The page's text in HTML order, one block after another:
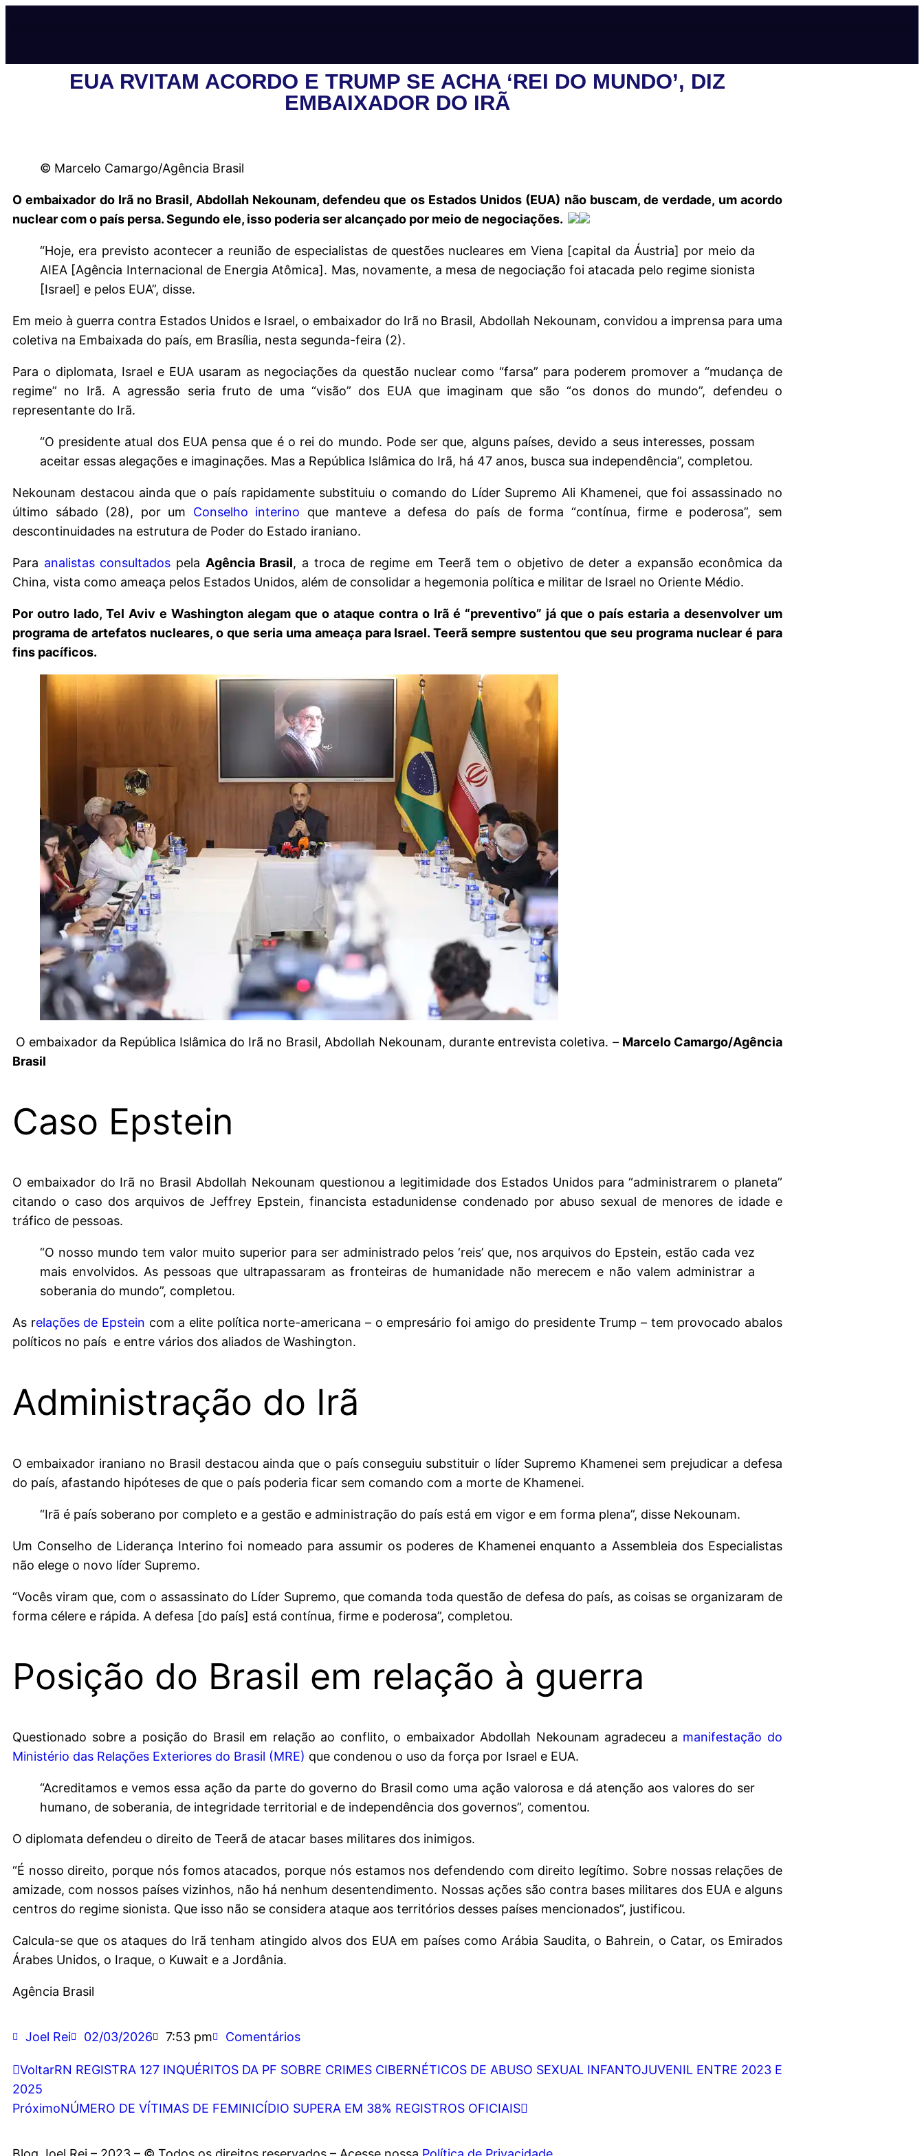
EUA RVITAM ACORDO E TRUMP SE ACHA ‘REI DO MUNDO’, DIZ
EMBAIXADOR DO IRÃ
© Marcelo Camargo/Agência Brasil
O embaixador do Irã no Brasil, Abdollah Nekounam, defendeu que os Estados Unidos (EUA) não buscam, de verdade, um acordo
nuclear com o país persa. Segundo ele, isso poderia ser alcançado por meio de negociações.
“Hoje, era previsto acontecer a reunião de especialistas de questões nucleares em Viena [capital da Áustria] por meio da
AIEA [Agência Internacional de Energia Atômica]. Mas, novamente, a mesa de negociação foi atacada pelo regime sionista
[Israel] e pelos EUA”, disse.
Em meio à guerra contra Estados Unidos e Israel, o embaixador do Irã no Brasil, Abdollah Nekounam, convidou a imprensa para uma
coletiva na Embaixada do país, em Brasília, nesta segunda-feira (2).
Para o diplomata, Israel e EUA usaram as negociações da questão nuclear como “farsa” para poderem promover a “mudança de
regime” no Irã. A agressão seria fruto de uma “visão” dos EUA que imaginam que são “os donos do mundo”, defendeu o
representante do Irã.
“O presidente atual dos EUA pensa que é o rei do mundo. Pode ser que, alguns países, devido a seus interesses, possam
aceitar essas alegações e imaginações. Mas a República Islâmica do Irã, há 47 anos, busca sua independência”, completou.
Nekounam destacou ainda que o país rapidamente substituiu o comando do Líder Supremo Ali Khamenei, que foi assassinado no
último sábado (28), por um Conselho interino que manteve a defesa do país de forma “contínua, firme e poderosa”, sem
descontinuidades na estrutura de Poder do Estado iraniano.
Para analistas consultados pela Agência Brasil, a troca de regime em Teerã tem o objetivo de deter a expansão econômica da
China, vista como ameaça pelos Estados Unidos, além de consolidar a hegemonia política e militar de Israel no Oriente Médio.
Por outro lado, Tel Aviv e Washington alegam que o ataque contra o Irã é “preventivo” já que o país estaria a desenvolver um
programa de artefatos nucleares, o que seria uma ameaça para Israel. Teerã sempre sustentou que seu programa nuclear é para
fins pacíficos.
O embaixador da República Islâmica do Irã no Brasil, Abdollah Nekounam, durante entrevista coletiva. – Marcelo Camargo/Agência
Brasil
Caso Epstein
O embaixador do Irã no Brasil Abdollah Nekounam questionou a legitimidade dos Estados Unidos para “administrarem o planeta”
citando o caso dos arquivos de Jeffrey Epstein, financista estadunidense condenado por abuso sexual de menores de idade e
tráfico de pessoas.
“O nosso mundo tem valor muito superior para ser administrado pelos ‘reis’ que, nos arquivos do Epstein, estão cada vez
mais envolvidos. As pessoas que ultrapassaram as fronteiras de humanidade não merecem e não valem administrar a
soberania do mundo”, completou.
As relações de Epstein com a elite política norte-americana – o empresário foi amigo do presidente Trump – tem provocado abalos
políticos no país e entre vários dos aliados de Washington.
Administração do Irã
O embaixador iraniano no Brasil destacou ainda que o país conseguiu substituir o líder Supremo Khamenei sem prejudicar a defesa
do país, afastando hipóteses de que o país poderia ficar sem comando com a morte de Khamenei.
“Irã é país soberano por completo e a gestão e administração do país está em vigor e em forma plena”, disse Nekounam.
Um Conselho de Liderança Interino foi nomeado para assumir os poderes de Khamenei enquanto a Assembleia dos Especialistas
não elege o novo líder Supremo.
“Vocês viram que, com o assassinato do Líder Supremo, que comanda toda questão de defesa do país, as coisas se organizaram de
forma célere e rápida. A defesa [do país] está contínua, firme e poderosa”, completou.
Posição do Brasil em relação à guerra
Questionado sobre a posição do Brasil em relação ao conflito, o embaixador Abdollah Nekounam agradeceu a manifestação do
Ministério das Relações Exteriores do Brasil (MRE) que condenou o uso da força por Israel e EUA.
“Acreditamos e vemos essa ação da parte do governo do Brasil como uma ação valorosa e dá atenção aos valores do ser
humano, de soberania, de integridade territorial e de independência dos governos”, comentou.
O diplomata defendeu o direito de Teerã de atacar bases militares dos inimigos.
“É nosso direito, porque nós fomos atacados, porque nós estamos nos defendendo com direito legítimo. Sobre nossas relações de
amizade, com nossos países vizinhos, não há nenhum desentendimento. Nossas ações são contra bases militares dos EUA e alguns
centros do regime sionista. Que isso não se considera ataque aos territórios desses países mencionados”, justificou.
Calcula-se que os ataques do Irã tenham atingido alvos dos EUA em países como Arábia Saudita, o Bahrein, o Catar, os Emirados
Árabes Unidos, o Iraque, o Kuwait e a Jordânia.
Agência Brasil
Joel Rei 02/03/2026 7:53 pm Comentários
VoltarRN REGISTRA 127 INQUÉRITOS DA PF SOBRE CRIMES CIBERNÉTICOS DE ABUSO SEXUAL INFANTOJUVENIL ENTRE 2023 E
2025
PróximoNÚMERO DE VÍTIMAS DE FEMINICÍDIO SUPERA EM 38% REGISTROS OFICIAIS